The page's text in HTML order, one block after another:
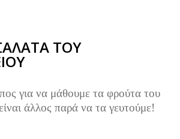
ΤΟΥ
για να μάθουμε τα φρούτα του
άλλος παρά να τα γευτούμε!